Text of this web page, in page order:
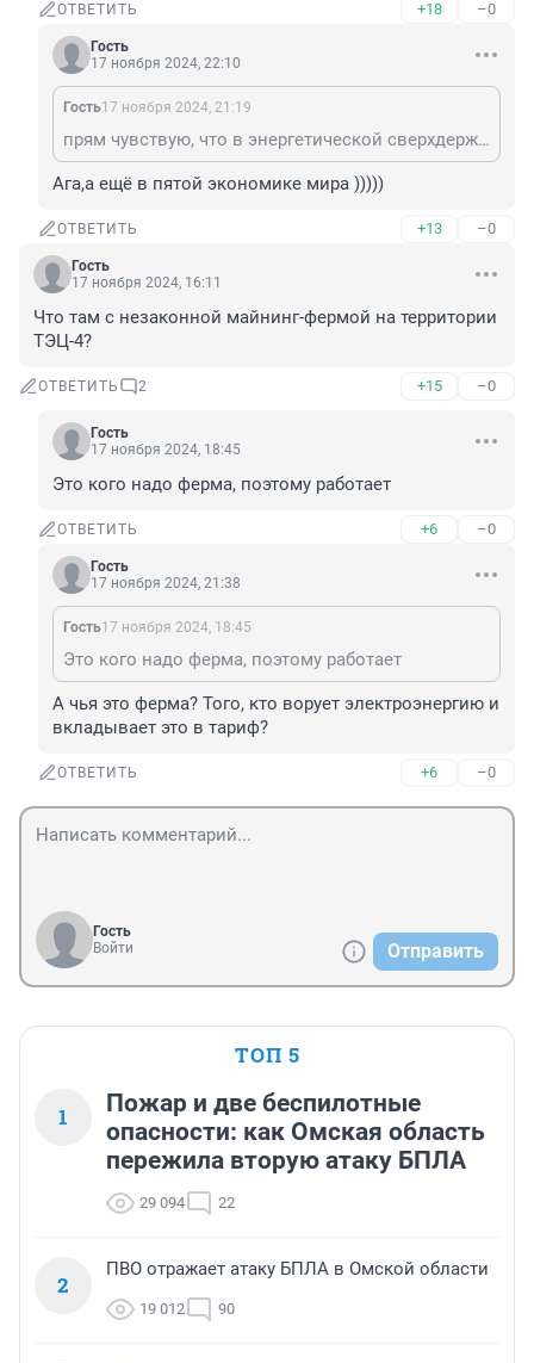
ОТВЕТИТЬ +18 –0
Гость
17 ноября 2024, 22:10
Гость17 ноября 2024, 21:19
прям чувствую, что в энергетической сверхдержаве живу
Ага,а ещё в пятой экономике мира )))))
ОТВЕТИТЬ +13 –0
Гость
17 ноября 2024, 16:11
Что там с незаконной майнинг-фермой на территории
ТЭЦ-4?
ОТВЕТИТЬ 2 +15 –0
Гость
17 ноября 2024, 18:45
Это кого надо ферма, поэтому работает
ОТВЕТИТЬ +6 –0
Гость
17 ноября 2024, 21:38
Гость17 ноября 2024, 18:45
Это кого надо ферма, поэтому работает
А чья это ферма? Того, кто ворует электроэнергию и
вкладывает это в тариф?
ОТВЕТИТЬ +6 –0
Гость
Войти
Отправить
ТОП 5
1
Пожар и две беспилотные
опасности: как Омская область
пережила вторую атаку БПЛА
29 094 22
2
ПВО отражает атаку БПЛА в Омской области
19 012 90